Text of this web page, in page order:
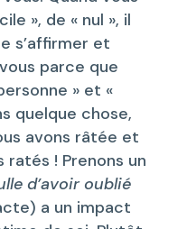
», de « nul », il
s’affirmer et
parce que
» et «
quelque chose,
avons râtée et
ratés ! Prenons un
d’avoir oublié
a un impact